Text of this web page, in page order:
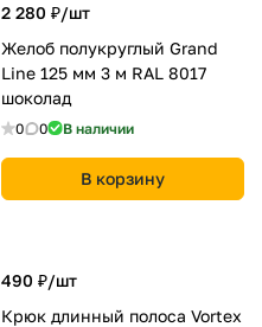
2 280 ₽/шт
Желоб полукруглый Grand
Line 125 мм 3 м RAL 8017
шоколад
0 0 В наличии
В корзину
490 ₽/шт
Крюк длинный полоса Vortex